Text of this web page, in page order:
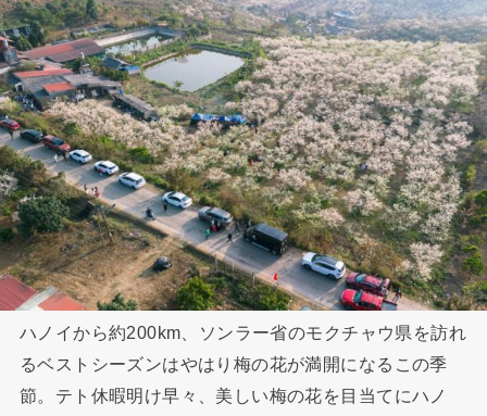
ハノイから約200km、ソンラー省のモクチャウ県を訪れ
るベストシーズンはやはり梅の花が満開になるこの季
節。テト休暇明け早々、美しい梅の花を目当てにハノ